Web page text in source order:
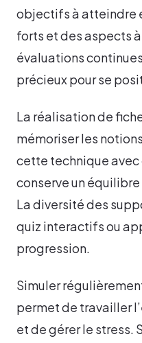
objectifs à atteindre
forts et des aspects
évaluations
précieux pour se
La réalisation de
mémoriser les
cette technique
conserve un
La diversité des
quiz interactifs ou
progression.
Simuler
permet de travailler
et de gérer le stress.